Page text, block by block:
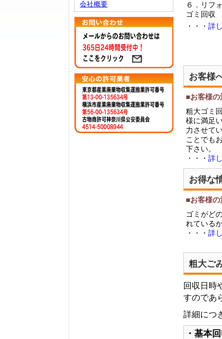
会社概要
６．リフ
ゴミ回収
・・・ 詳
お客様
■お客様
粗大ゴミ
様に満足
力させて
ことでも
下さい。
・・・ 詳
お得な
■お客様
ゴミがど
れている
・・・ 詳
粗大ご
回収日時
すのであ
詳細につ
・基本